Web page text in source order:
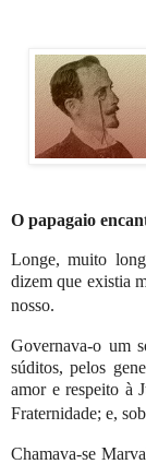
O papagaio
Longe, muito
dizem que existia
nosso.
Governava-o um
súditos, pelos
amor e respeito à
Fraternidade; e,
Chamava-se